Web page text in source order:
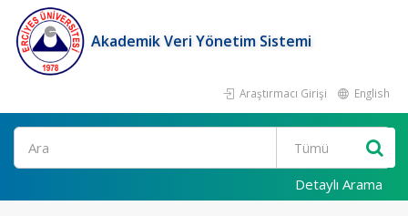
Akademik Veri Yönetim Sistemi
Araştırmacı Girişi English
Ara
Detaylı Arama